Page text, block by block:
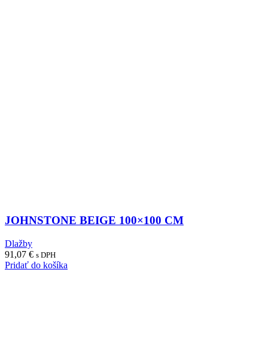
JOHNSTONE BEIGE 100×100 CM
Dlažby
91,07 € s DPH
Pridať do košíka